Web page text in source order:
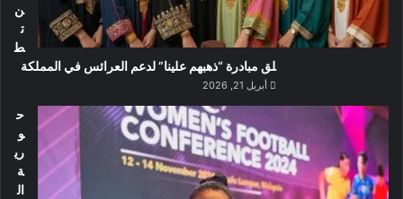
ن
ت
ط
لق مبادرة “ذهبهم علينا” لدعم العرائس في المملكة
أبريل 21, 2026
ح
و
ري
ة
ال